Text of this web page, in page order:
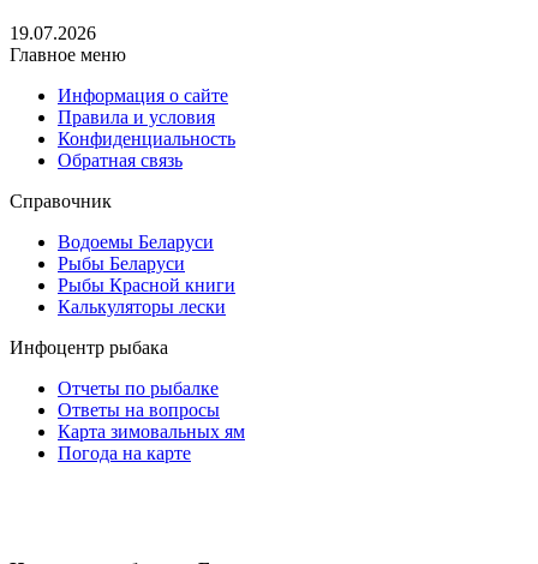
19.07.2026
Главное меню
Информация о сайте
Правила и условия
Конфиденциальность
Обратная связь
Справочник
Водоемы Беларуси
Рыбы Беларуси
Рыбы Красной книги
Калькуляторы лески
Инфоцентр рыбака
Отчеты по рыбалке
Ответы на вопросы
Карта зимовальных ям
Погода на карте